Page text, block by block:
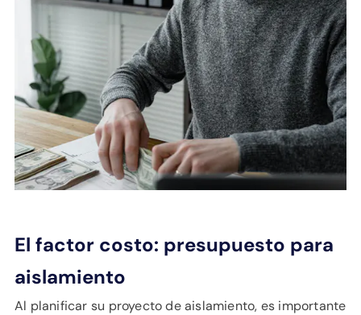
El factor costo: presupuesto para
aislamiento
Al planificar su proyecto de aislamiento, es importante